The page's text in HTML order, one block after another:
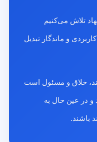
تلاش می‌کنیم
و ماندگار تبدیل
خلاق و مسئول است
و در عین حال به
باشند.